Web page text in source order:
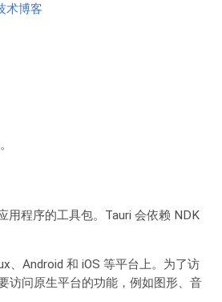
术博客
用程序的工具包。Tauri 会依赖 NDK
、Android 和 iOS 等平台上。为了访
访问原生平台的功能，例如图形、音